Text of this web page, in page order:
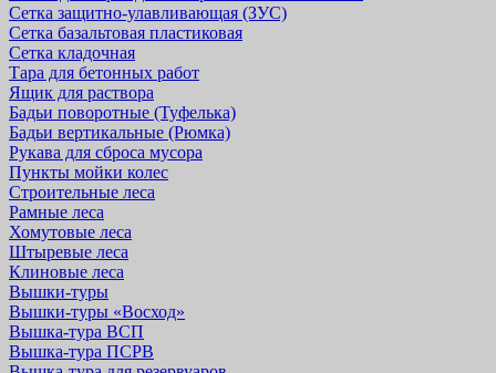
Сетка защитно-улавливающая (ЗУС)
Сетка базальтовая пластиковая
Сетка кладочная
Тара для бетонных работ
Ящик для раствора
Бадьи поворотные (Туфелька)
Бадьи вертикальные (Рюмка)
Рукава для сброса мусора
Пункты мойки колес
Строительные леса
Рамные леса
Хомутовые леса
Штыревые леса
Клиновые леса
Вышки-туры
Вышки-туры «Восход»
Вышка-тура ВСП
Вышка-тура ПСРВ